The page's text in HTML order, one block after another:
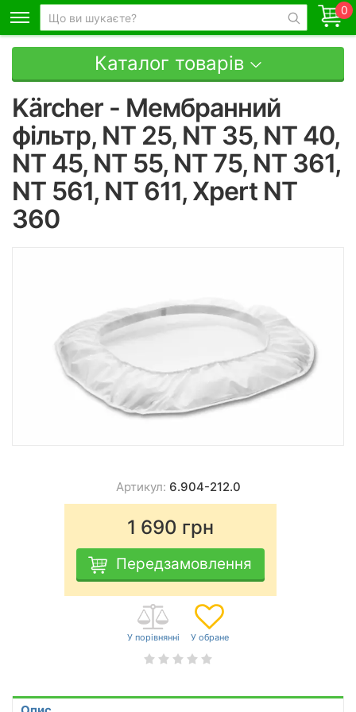
0
Каталог товарів
Kärcher - Мембранний
фільтр, NT 25, NT 35, NT 40,
NT 45, NT 55, NT 75, NT 361,
NT 561, NT 611, Xpert NT
360
Артикул: 6.904-212.0
1 690 грн
Передзамовлення